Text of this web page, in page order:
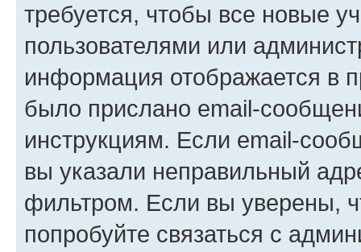
требуется, чтобы все новые
пользователями или
информация отображается в
было прислано email-
инструкциям. Если email-
вы указали неправильный
фильтром. Если вы уверены,
попробуйте связаться с